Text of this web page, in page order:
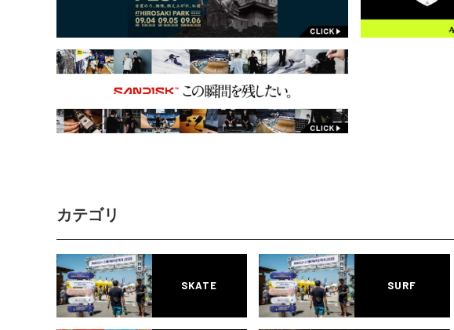
カテゴリ
SKATE SURF